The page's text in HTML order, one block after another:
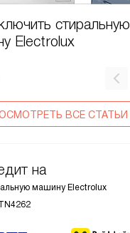
стиральную
Electrolux
ВСЕ СТАТЬИ
на
машину Electrolux